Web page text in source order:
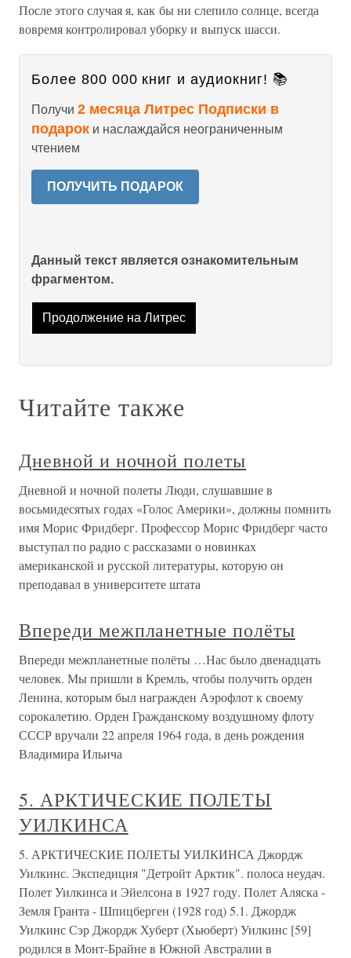
После этого случая я, как бы ни слепило солнце, всегда
вовремя контролировал уборку и выпуск шасси.
Более 800 000 книг и аудиокниг! 📚
Получи 2 месяца Литрес Подписки в
подарок и наслаждайся неограниченным
чтением
ПОЛУЧИТЬ ПОДАРОК
Данный текст является ознакомительным
фрагментом.
Продолжение на Литрес
Читайте также
Дневной и ночной полеты
Дневной и ночной полеты Люди, слушавшие в
восьмидесятых годах «Голос Америки», должны помнить
имя Морис Фридберг. Профессор Морис Фридберг часто
выступал по радио с рассказами о новинках
американской и русской литературы, которую он
преподавал в университете штата
Впереди межпланетные полёты
Впереди межпланетные полёты …Нас было двенадцать
человек. Мы пришли в Кремль, чтобы получить орден
Ленина, которым был награжден Аэрофлот к своему
сорокалетию. Орден Гражданскому воздушному флоту
СССР вручали 22 апреля 1964 года, в день рождения
Владимира Ильича
5. АРКТИЧЕСКИЕ ПОЛЕТЫ
УИЛКИНСА
5. АРКТИЧЕСКИЕ ПОЛЕТЫ УИЛКИНСА Джордж
Уилкинс. Экспедиция "Детройт Арктик". полоса неудач.
Полет Уилкинса и Эйелсона в 1927 году. Полет Аляска -
Земля Гранта - Шпицберген (1928 год) 5.1. Джордж
Уилкинс Сэр Джордж Хуберт (Хьюберт) Уилкинс [59]
родился в Монт-Брайне в Южной Австралии в